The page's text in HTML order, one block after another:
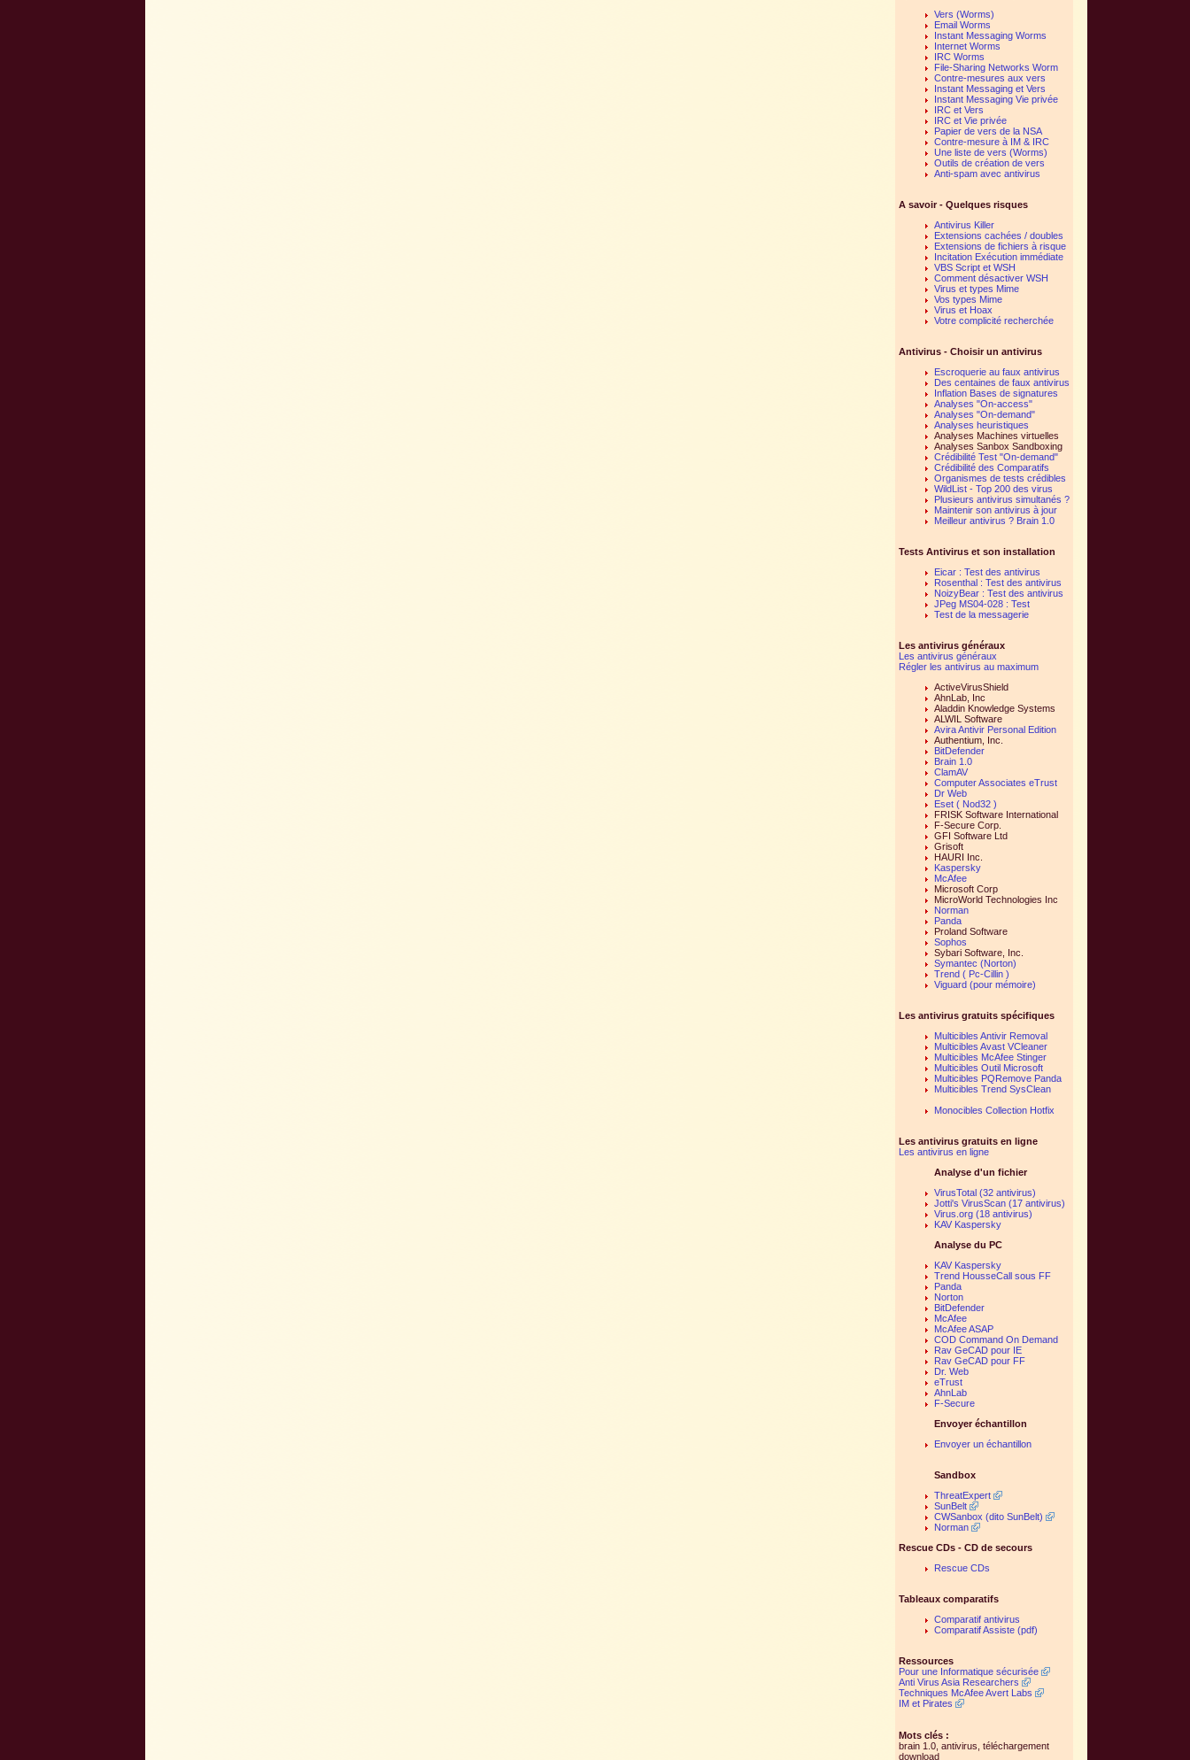
Vers (Worms)
Email Worms
Instant Messaging Worms
Internet Worms
IRC Worms
File-Sharing Networks Worm
Contre-mesures aux vers
Instant Messaging et Vers
Instant Messaging Vie privée
IRC et Vers
IRC et Vie privée
Papier de vers de la NSA
Contre-mesure à IM & IRC
Une liste de vers (Worms)
Outils de création de vers
Anti-spam avec antivirus
A savoir - Quelques risques
Antivirus Killer
Extensions cachées / doubles
Extensions de fichiers à risque
Incitation Exécution immédiate
VBS Script et WSH
Comment désactiver WSH
Virus et types Mime
Vos types Mime
Virus et Hoax
Votre complicité recherchée
Antivirus - Choisir un antivirus
Escroquerie au faux antivirus
Des centaines de faux antivirus
Inflation Bases de signatures
Analyses "On-access"
Analyses "On-demand"
Analyses heuristiques
Analyses Machines virtuelles
Analyses Sanbox Sandboxing
Crédibilité Test "On-demand"
Crédibilité des Comparatifs
Organismes de tests crédibles
WildList - Top 200 des virus
Plusieurs antivirus simultanés ?
Maintenir son antivirus à jour
Meilleur antivirus ? Brain 1.0
Tests Antivirus et son installation
Eicar : Test des antivirus
Rosenthal : Test des antivirus
NoizyBear : Test des antivirus
JPeg MS04-028 : Test
Test de la messagerie
Les antivirus généraux
Les antivirus généraux
Régler les antivirus au maximum
ActiveVirusShield
AhnLab, Inc
Aladdin Knowledge Systems
ALWIL Software
Avira Antivir Personal Edition
Authentium, Inc.
BitDefender
Brain 1.0
ClamAV
Computer Associates eTrust
Dr Web
Eset ( Nod32 )
FRISK Software International
F-Secure Corp.
GFI Software Ltd
Grisoft
HAURI Inc.
Kaspersky
McAfee
Microsoft Corp
MicroWorld Technologies Inc
Norman
Panda
Proland Software
Sophos
Sybari Software, Inc.
Symantec (Norton)
Trend ( Pc-Cillin )
Viguard (pour mémoire)
Les antivirus gratuits spécifiques
Multicibles Antivir Removal
Multicibles Avast VCleaner
Multicibles McAfee Stinger
Multicibles Outil Microsoft
Multicibles PQRemove Panda
Multicibles Trend SysClean
Monocibles Collection Hotfix
Les antivirus gratuits en ligne
Les antivirus en ligne
Analyse d'un fichier
VirusTotal (32 antivirus)
Jotti's VirusScan (17 antivirus)
Virus.org (18 antivirus)
KAV Kaspersky
Analyse du PC
KAV Kaspersky
Trend HousseCall sous FF
Panda
Norton
BitDefender
McAfee
McAfee ASAP
COD Command On Demand
Rav GeCAD pour IE
Rav GeCAD pour FF
Dr. Web
eTrust
AhnLab
F-Secure
Envoyer échantillon
Envoyer un échantillon
Sandbox
ThreatExpert
SunBelt
CWSanbox (dito SunBelt)
Norman
Rescue CDs - CD de secours
Rescue CDs
Tableaux comparatifs
Comparatif antivirus
Comparatif Assiste (pdf)
Ressources
Pour une Informatique sécurisée
Anti Virus Asia Researchers
Techniques McAfee Avert Labs
IM et Pirates
Mots clés :
brain 1.0, antivirus, téléchargement
download